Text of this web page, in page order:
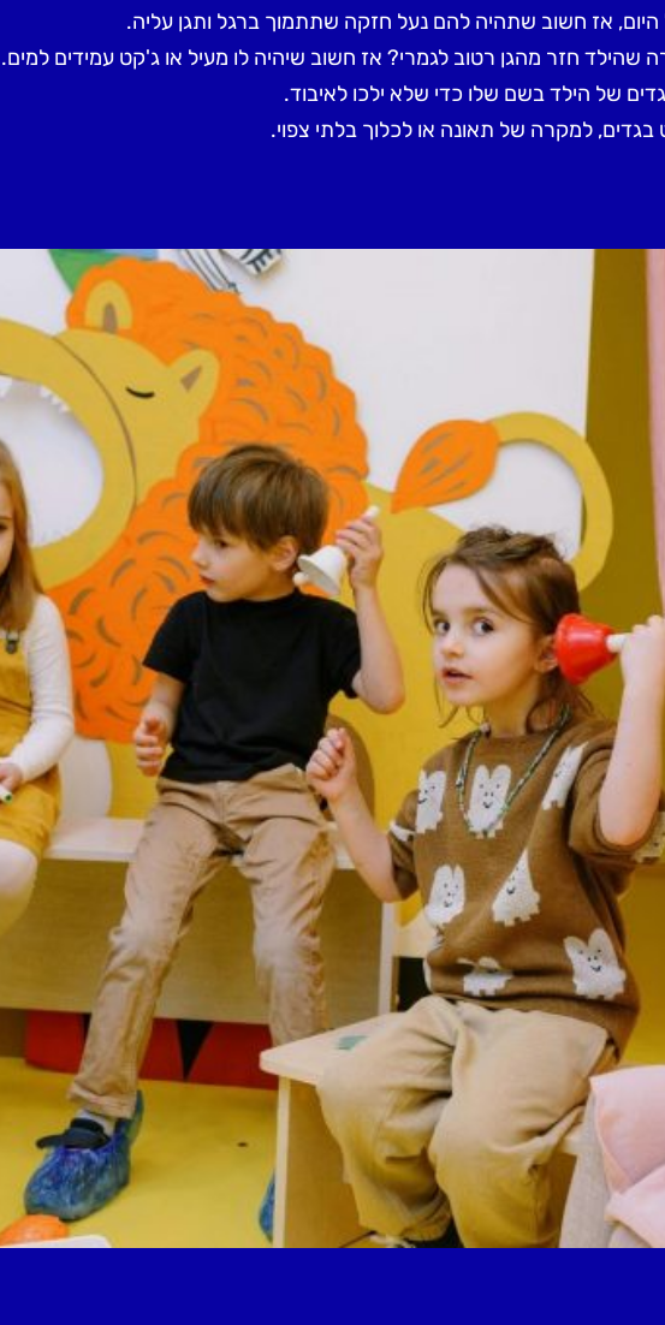
היום, אז חשוב שתהיה להם נעל חזקה שתתמוך ברגל ותגן עליה.
שהילד חזר מהגן רטוב לגמרי? אז חשוב שיהיה לו מעיל או ג'קט עמידים למים.
של הילד בשם שלו כדי שלא ילכו לאיבוד.
בגדים, למקרה של תאונה או לכלוך בלתי צפוי.